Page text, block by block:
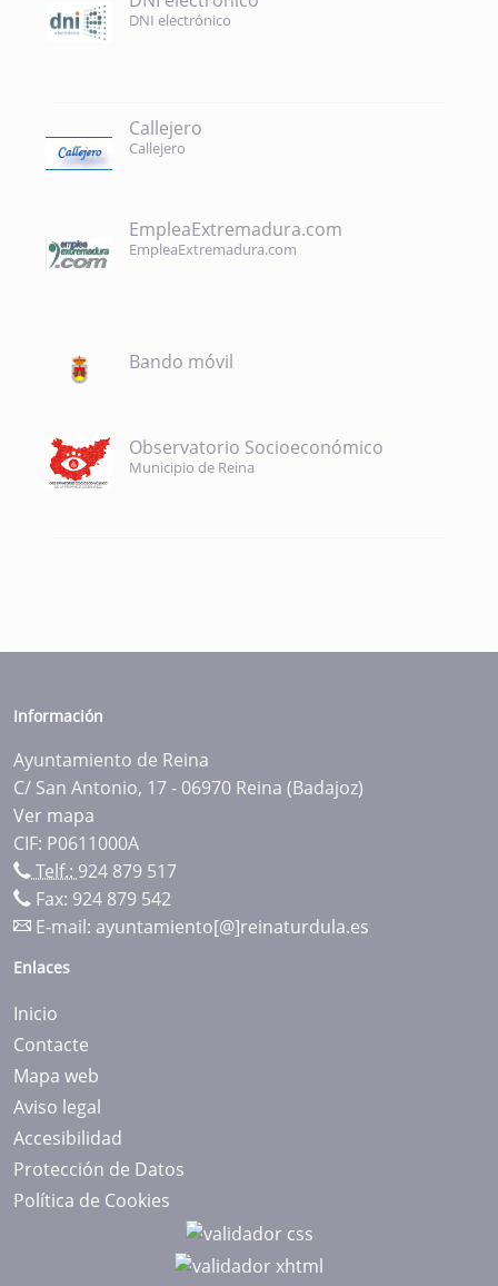
DNI electrónico
Callejero
Callejero
EmpleaExtremadura.com
EmpleaExtremadura.com
Bando móvil
Observatorio Socioeconómico
Municipio de Reina
Información
Ayuntamiento de Reina
C/ San Antonio, 17 - 06970 Reina (Badajoz)
Ver mapa
CIF: P0611000A
Telf.: 924 879 517
Fax: 924 879 542
E-mail: ayuntamiento[@]reinaturdula.es
Enlaces
Inicio
Contacte
Mapa web
Aviso legal
Accesibilidad
Protección de Datos
Política de Cookies